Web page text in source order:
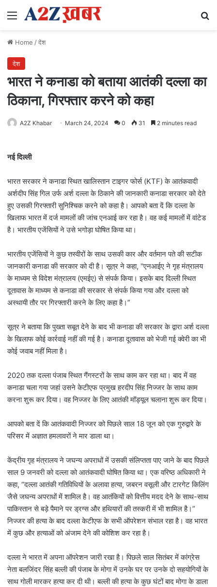
Menu
Home /देश
देश
भारत ने कनाडा को बताया आतंकी दल्ला का
ठिकाना, गिरफ्तार करने को कहा
A2Z Khabar March 24, 2024 0 31 2 minutes read
नई दिल्ली
भारत सरकार ने कनाडा स्थित खालिस्तान टाइगर फोर्स (KTF) के आतंकवादी
अर्शदीप सिंह गिल उर्फ अर्श दल्ला के ठिकाने की जानकारी कनाडा सरकार को देते
हुए उसकी गिरफ्तारी सुनिश्चिक करने को कहा है। आपको बता दें कि दल्ला के
खिलाफ भारत में दर्ज मामलों की जांच एनआई कर रहा है। वह कई मामलों में वांटेड
है। भारतीय एजेंसियों ने उसे भगोड़ा घोषित किया था।
भारतीय एजेंसियों ने कुछ तस्वीरों के साथ उसकी कार और वर्तमान पते की सटीक
जानकारी कनाडा की सरकार को दी है। सूत्र ने कहा, ''एनआईए ने गृह मंत्रालय
के माध्यम से विदेश मंत्रालय (एमईए) से संपर्क किया। इसके बाद दिल्ली स्थित
दूतावास के माध्यम से कनाडा की सरकार से संपर्क किया गया और दल्ला को
अस्थायी तौर पर गिरफ्तारी करने के लिए कहा है।”
सूत्र ने बताया कि पुख्ता सबूत देने के बाद भी कनाडा की सरकार के द्वारा अर्श दल्ला
के खिलाफ कोई कार्रवाई नहीं की गई है। कनाडा दूतावास को भेजी गई क्वेरी का भी
कोई जवाब नहीं मिला है।
2020 तक दल्ला पंजाब स्थित गैंगस्टरों के साथ काम कर रहा था। बाद में वह
कनाडा चला गया जहां उसने केटीएफ प्रमुख हरदीप सिंह निज्जर के साथ काम
करना शुरू कर दिया। वह निज्जर के लिए आतंकी मॉड्यूल चलाना शुरू कर दिया।
आपको बता दें कि आतंकवादी निज्जर को पिछले साल 18 जून को एक गुरुद्वारे के
परिसर में अज्ञात हमलावरों ने मार डाला था।
केंद्रीय गृह मंत्रालय ने जघन्य अपराधों में उसकी संलिप्तता पाए जाने के बाद पिछले
साल 9 जनवरी को दल्ला को आतंकवादी घोषित किया था। एक वरिष्ठ अधिकारी ने
कहा, “दल्ला आतंकी गतिविधियों के अलावा हत्या, जबरन वसूली और टारगेट किलिंग
जैसे जघन्य अपराधों में शामिल है। वह आतंकियों को वित्तीय मदद देने के साथ-साथ
पाकिस्तान से बड़े पैमाने पर ड्रग्स और हथियारों की तस्करी में भी शामिल है।”
निज्जर की हत्या के बाद दल्ला केटीएफ के सभी ऑपरेशन संभाल रहा है। वह भारत
में कुछ और हत्याओं को अंजाम देने की कोशिश कर रहा है।
दल्ला ने भारत में अपना ऑपरेशन जारी रखा है। पिछले साल सितंबर में कांग्रेस
नेता बलजिंदर सिंह बल्ली की पंजाब के मोगा में उनके घर पर उनके दो सहयोगियों के
साथ गोली मारकर हत्या कर दी थी। बल्ली की हत्या के कुछ घंटों बाद मोगा के डाला